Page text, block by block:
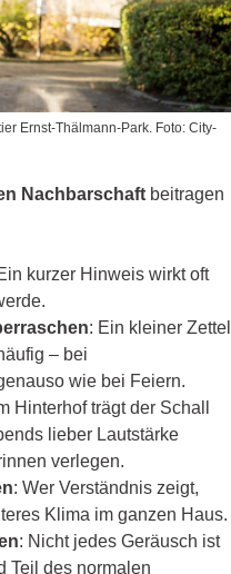
Ernst-Thälmann-Park. Foto: City-
Nachbarschaft beitragen
kurzer Hinweis wirkt oft
: Ein kleiner Zettel
– bei
wie bei Feiern.
Hinterhof trägt der Schall
lieber Lautstärke
verlegen.
: Wer Verständnis zeigt,
Klima im ganzen Haus.
: Nicht jedes Geräusch ist
Teil des normalen